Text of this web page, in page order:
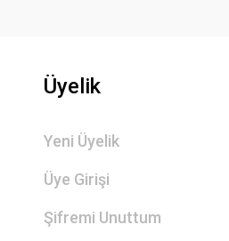
Üyelik
Yeni Üyelik
Üye Girişi
Şifremi Unuttum